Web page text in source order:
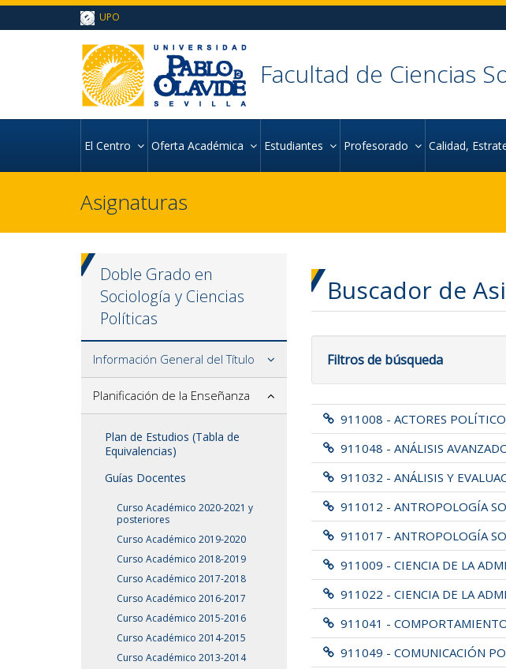
Ir al contenido principal de la página (alt + s)
Ir a la cabecera de la página (alt + c)
Ir al pie de la página (alt + p)
Ir al menú principal (alt + u)
UPO
Facultad de Ciencias
El Centro Oferta Académica Estudiantes Profesorado Calidad,
Asignaturas
Doble Grado en
Sociología y Ciencias
Políticas
Información General del Título
Planificación de la Enseñanza
Plan de Estudios (Tabla de
Equivalencias)
Guías Docentes
Curso Académico 2020-2021 y
posteriores
Curso Académico 2019-2020
Curso Académico 2018-2019
Curso Académico 2017-2018
Curso Académico 2016-2017
Curso Académico 2015-2016
Curso Académico 2014-2015
Curso Académico 2013-2014
Buscador de
Filtros de búsqueda
911008 - ACTORES
911048 - ANÁLISIS
911032 - ANÁLISIS Y
911012 - ANTROPOLOGÍA
911017 - ANTROPOLOGÍA
911009 - CIENCIA DE LA
911022 - CIENCIA DE LA
911041 -
911049 - COMUNICACIÓN